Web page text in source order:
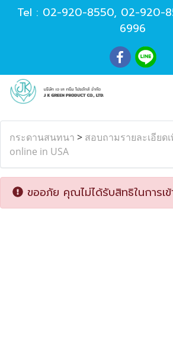
Tel : 02-920-8550, 02-920-
6996
กระดานสนทนา > สอบถามรายละเอียด
online in USA
ขออภัย คุณไม่ได้รับสิทธิในการเ